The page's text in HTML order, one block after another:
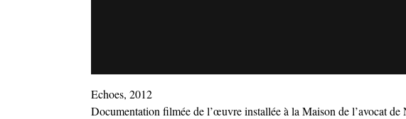
Echoes, 2012
Documentation filmée de l’œuvre installée à la Maison de l’avocat de